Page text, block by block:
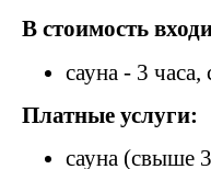
В стоимость
сауна - 3
Платные услуги:
сауна (свыше